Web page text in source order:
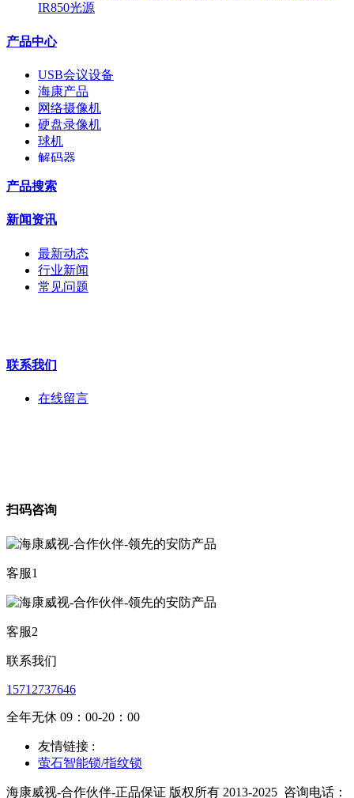
IR850光源
产品中心
USB会议设备
海康产品
网络摄像机
硬盘录像机
球机
解码器
配件
拼接屏
安检门
工程宝
海康机器人
产品搜索
新闻资讯
最新动态
行业新闻
常见问题
联系我们
在线留言
扫码咨询
客服1
客服2
联系我们
15712737646
全年无休 09：00-20：00
友情链接 :
萤石智能锁/指纹锁
海康威视-合作伙伴-正品保证 版权所有 2013-2025 咨询电话：